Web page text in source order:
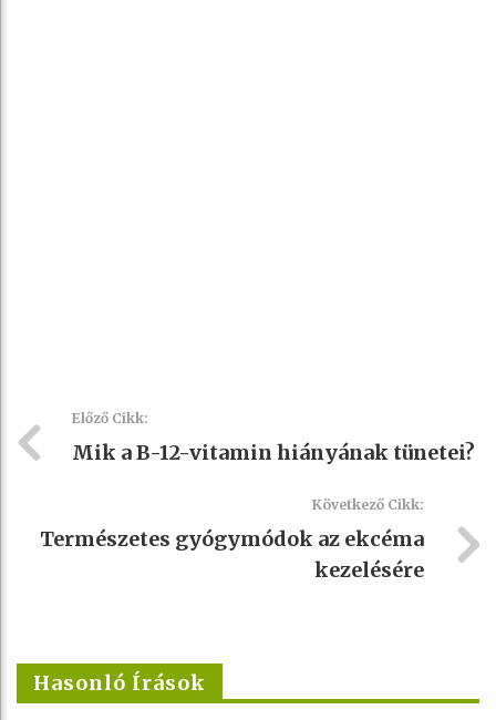
Előző Cikk:
Mik a B-12-vitamin hiányának tünetei?
Következő Cikk:
Természetes gyógymódok az ekcéma
kezelésére
Hasonló Írások